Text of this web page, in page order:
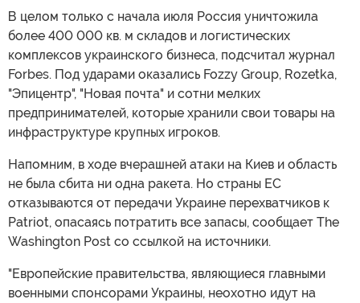
В целом только с начала июля Россия уничтожила
более 400 000 кв. м складов и логистических
комплексов украинского бизнеса, подсчитал журнал
Forbes. Под ударами оказались Fozzy Group, Rozetka,
"Эпицентр", "Новая почта" и сотни мелких
предпринимателей, которые хранили свои товары на
инфраструктуре крупных игроков.
Напомним, в ходе вчерашней атаки на Киев и область
не была сбита ни одна ракета. Но страны ЕС
отказываются от передачи Украине перехватчиков к
Patriot, опасаясь потратить все запасы, сообщает The
Washington Post со ссылкой на источники.
"Европейские правительства, являющиеся главными
военными спонсорами Украины, неохотно идут на